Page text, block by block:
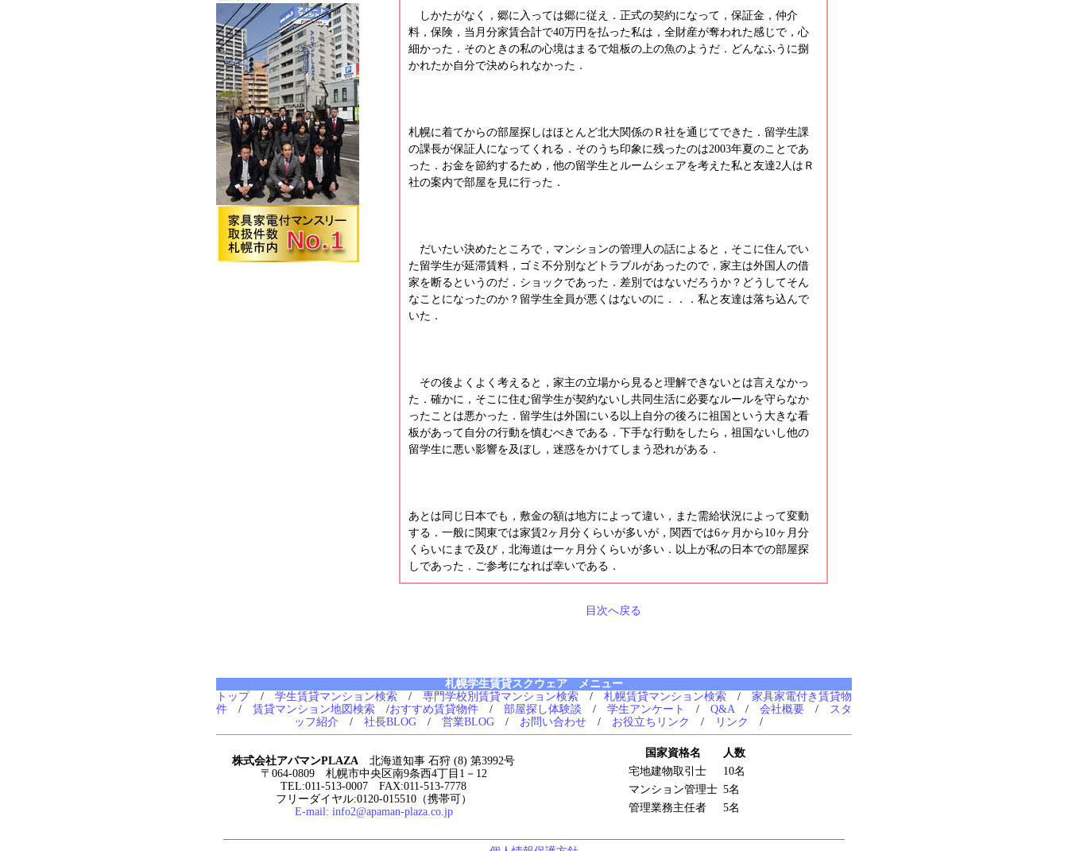
しかたがなく，郷に入っては郷に従え．正式の契約になって，保証金，仲介
料，保険，当月分家賃合計で40万円を払った私は，全財産が奪われた感じで，心
細かった．そのときの私の心境はまるで俎板の上の魚のようだ．どんなふうに捌
かれたか自分で決められなかった．
札幌に着てからの部屋探しはほとんど北大関係のＲ社を通じてできた．留学生課
の課長が保証人になってくれる．そのうち印象に残ったのは2003年夏のことであ
った．お金を節約するため，他の留学生とルームシェアを考えた私と友達2人はＲ
社の案内で部屋を見に行った．
だいたい決めたところで，マンションの管理人の話によると，そこに住んでい
た留学生が延滞賃料，ゴミ不分別などトラブルがあったので，家主は外国人の借
家を断るというのだ．ショックであった．差別ではないだろうか？どうしてそん
なことになったのか？留学生全員が悪くはないのに．．．私と友達は落ち込んで
いた．
その後よくよく考えると，家主の立場から見ると理解できないとは言えなかっ
た．確かに，そこに住む留学生が契約ないし共同生活に必要なルールを守らなか
ったことは悪かった．留学生は外国にいる以上自分の後ろに祖国という大きな看
板があって自分の行動を慎むべきである．下手な行動をしたら，祖国ないし他の
留学生に悪い影響を及ぼし，迷惑をかけてしまう恐れがある．
あとは同じ日本でも，敷金の額は地方によって違い，また需給状況によって変動
する．一般に関東では家賃2ヶ月分くらいが多いが，関西では6ヶ月から10ヶ月分
くらいにまで及び，北海道は一ヶ月分くらいが多い．以上が私の日本での部屋探
しであった．ご参考になれば幸いである．
目次へ戻る
札幌学生賃貸スクウェア メニュー
トップ / 学生賃貸マンション検索 / 専門学校別賃貸マンション検索 / 札幌賃貸マンション検索 / 家具家電付き賃貸物
件 / 賃貸マンション地図検索 /おすすめ賃貸物件 / 部屋探し体験談 / 学生アンケート / Q&A/ 会社概要 / スタ
ッフ紹介 / 社長BLOG / 営業BLOG / お問い合わせ / お役立ちリンク / リンク /
株式会社アパマンPLAZA 北海道知事 石狩 (8) 第3992号
〒064-0809 札幌市中央区南9条西4丁目1－12
TEL:011-513-0007 FAX:011-513-7778
フリーダイヤル:0120-015510（携帯可）
E-mail: info2@apaman-plaza.co.jp
国家資格名
人数
宅地建物取引士
10名
マンション管理士 5名
管理業務主任者
5名